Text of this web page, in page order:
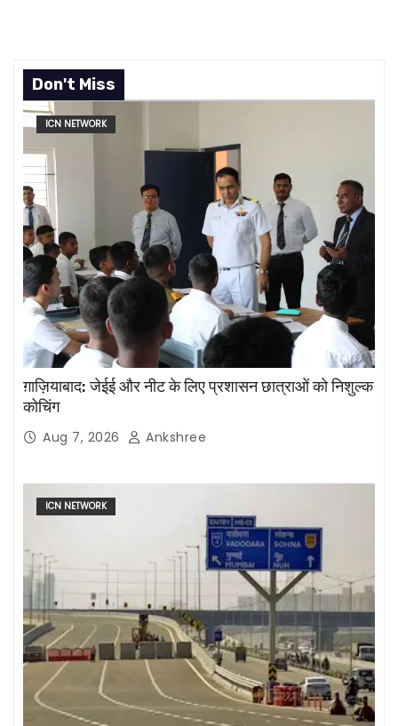
Don't Miss
ICN NETWORK
ग़ाज़ियाबाद: जेईई और नीट के लिए प्रशासन छात्राओं को निशुल्क
कोचिंग
Aug 7, 2026 Ankshree
ICN NETWORK